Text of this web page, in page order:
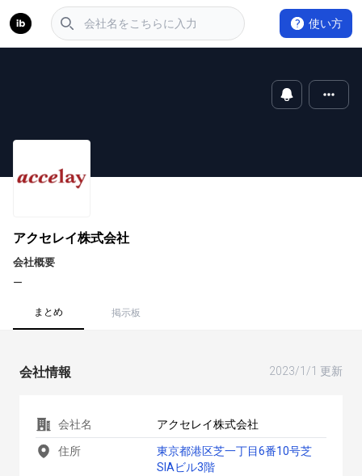
使い方
アクセレイ株式会社
会社概要
ー
まとめ 掲示板
会社情報 2023/1/1 更新
会社名 アクセレイ株式会社
住所
東京都港区芝一丁目6番10号芝
SIAビル3階